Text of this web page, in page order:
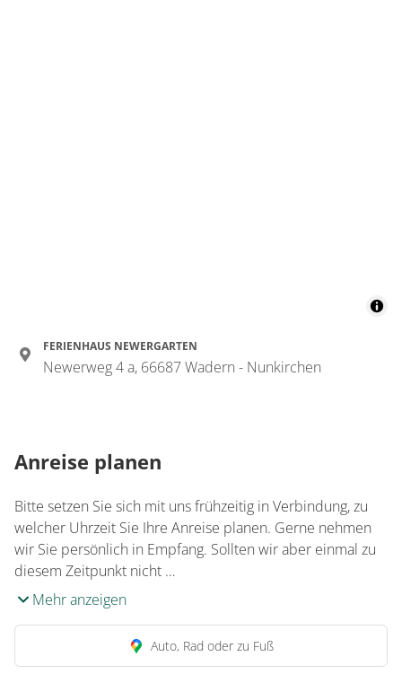
FERIENHAUS NEWERGARTEN
Newerweg 4 a, 66687 Wadern - Nunkirchen
Anreise planen
Bitte setzen Sie sich mit uns frühzeitig in Verbindung, zu
welcher Uhrzeit Sie Ihre Anreise planen. Gerne nehmen
wir Sie persönlich in Empfang. Sollten wir aber einmal zu
diesem Zeitpunkt nicht …
Mehr anzeigen
Auto, Rad oder zu Fuß